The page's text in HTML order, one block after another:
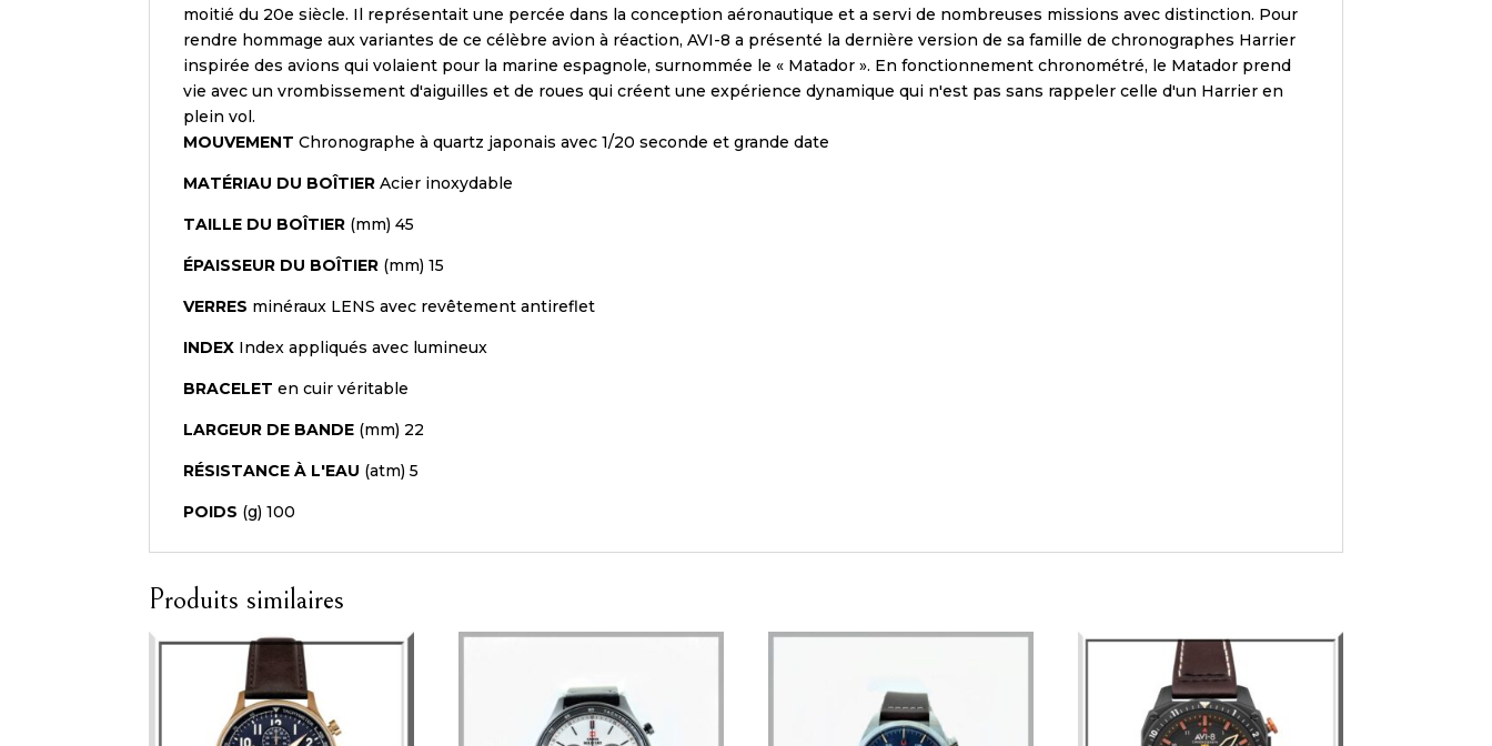
moitié du 20e siècle. Il représentait une percée dans la conception aéronautique et a servi de nombreuses missions avec distinction. Pour
rendre hommage aux variantes de ce célèbre avion à réaction, AVI-8 a présenté la dernière version de sa famille de chronographes Harrier
inspirée des avions qui volaient pour la marine espagnole, surnommée le « Matador ». En fonctionnement chronométré, le Matador prend
vie avec un vrombissement d'aiguilles et de roues qui créent une expérience dynamique qui n'est pas sans rappeler celle d'un Harrier en
plein vol.
MOUVEMENT Chronographe à quartz japonais avec 1/20 seconde et grande date
MATÉRIAU DU BOÎTIER Acier inoxydable
TAILLE DU BOÎTIER (mm) 45
ÉPAISSEUR DU BOÎTIER (mm) 15
VERRES minéraux LENS avec revêtement antireflet
INDEX Index appliqués avec lumineux
BRACELET en cuir véritable
LARGEUR DE BANDE (mm) 22
RÉSISTANCE À L'EAU (atm) 5
POIDS (g) 100
Produits similaires